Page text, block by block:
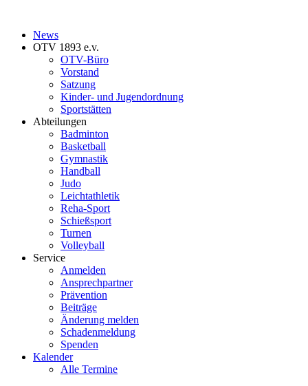
News
OTV 1893 e.v.
OTV-Büro
Vorstand
Satzung
Kinder- und Jugendordnung
Sportstätten
Abteilungen
Badminton
Basketball
Gymnastik
Handball
Judo
Leichtathletik
Reha-Sport
Schießsport
Turnen
Volleyball
Service
Anmelden
Ansprechpartner
Prävention
Beiträge
Änderung melden
Schadenmeldung
Spenden
Kalender
Alle Termine